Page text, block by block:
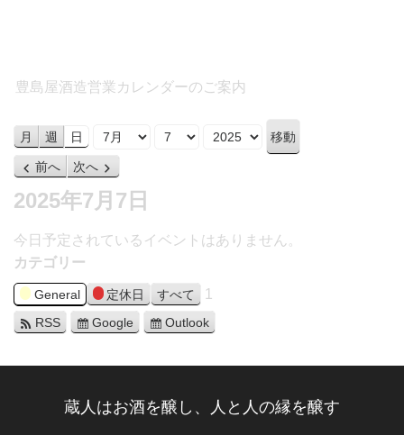
豊島屋酒造営業カレンダーのご案内
月 週 日 月 日 年
前へ 次へ
2025年7月7日
今日予定されているイベントはありません。
カテゴリー
General 定休日 すべて 1
RSS Google Outlook
蔵人はお酒を醸し、人と人の縁を醸す